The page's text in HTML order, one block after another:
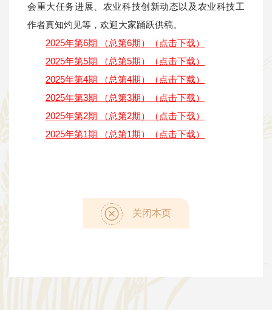
会重大任务进展、农业科技创新动态以及农业科技工
作者真知灼见等，欢迎大家踊跃供稿。
2025年第6期 （总第6期）（点击下载）
2025年第5期 （总第5期）（点击下载）
2025年第4期 （总第4期）（点击下载）
2025年第3期 （总第3期）（点击下载）
2025年第2期 （总第2期）（点击下载）
2025年第1期 （总第1期）（点击下载）
关闭本页